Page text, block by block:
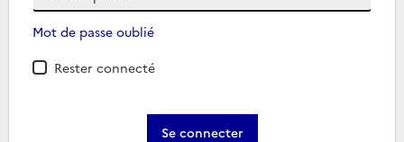
Mot de passe oublié
Rester connecté
Se connecter